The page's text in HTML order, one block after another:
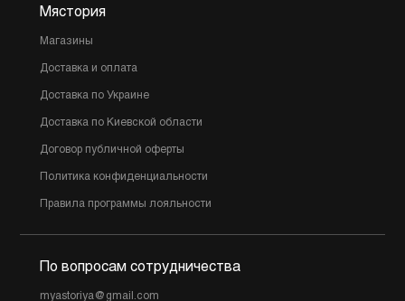
Мястория
Магазины
Доставка и оплата
Доставка по Украине
Доставка по Киевской области
Договор публичной оферты
Политика конфиденциальности
Правила программы лояльности
По вопросам сотрудничества
myastoriya@gmail.com